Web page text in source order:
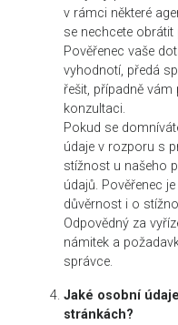
v rámci některé
se nechcete
Pověřenec vaše
vyhodnotí, předá
řešit, případně
konzultaci.
Pokud se
údaje v rozporu s
stížnost u našeho
údajů. Pověřenec
důvěrnost i o
Odpovědný za
námitek a
správce.
Jaké osobní
stránkách?